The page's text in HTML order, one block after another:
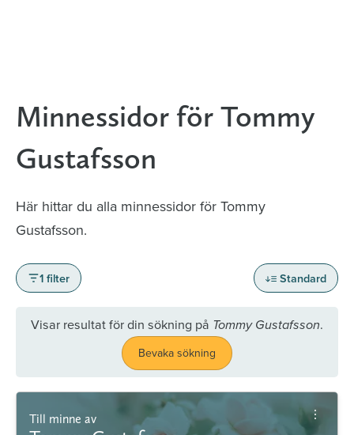
Minnessidor för Tommy
Gustafsson
Här hittar du alla minnessidor för Tommy
Gustafsson.
1 filter Standard
Visar resultat för din sökning på Tommy Gustafsson.
Bevaka sökning
Till minne av